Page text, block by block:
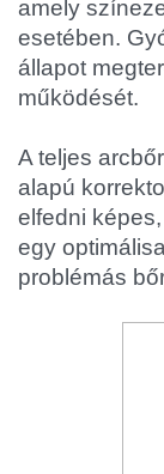
amely
esetében.
állapot
működését.
A teljes
alapú
elfedni
egy
problémás